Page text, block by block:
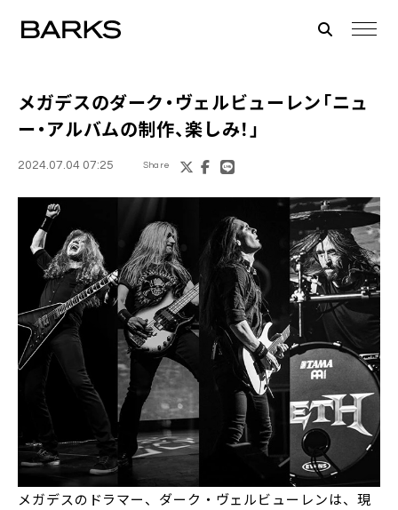
メガデスのダーク・ヴェルビューレン「ニュ
ー・アルバムの制作、楽しみ！」
2024.07.04 07:25 Share
メガデスのドラマー、ダーク・ヴェルビューレンは、現